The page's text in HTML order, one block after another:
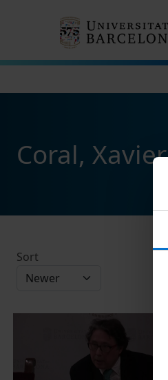
Coral, Xavier
Sort